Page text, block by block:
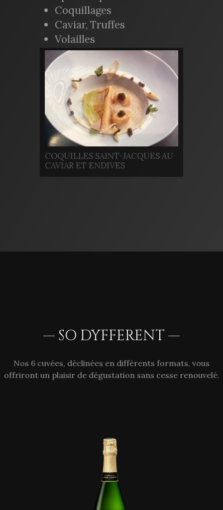
Coquillages
Caviar, Truffes
Volailles
COQUILLES SAINT-JACQUES AU
CAVIAR ET ENDIVES
— SO DYFFERENT —
Nos 6 cuvées, déclinées en différents formats, vous
offriront un plaisir de dégustation sans cesse renouvelé.